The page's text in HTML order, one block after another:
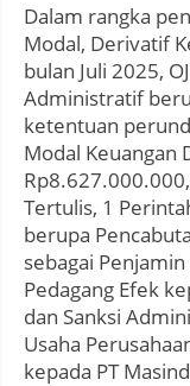
Dalam rangka
Modal, Derivatif
bulan Juli 2025,
Administratif
ketentuan
Modal Keuangan
Tertulis, 1
berupa
sebagai
Pedagang Efek
dan Sanksi
Usaha
kepada PT